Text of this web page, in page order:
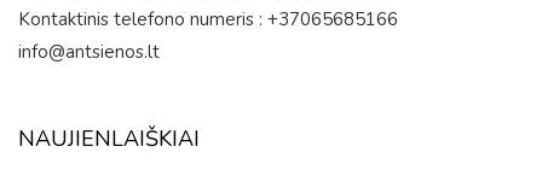
Kontaktinis telefono numeris : +37065685166
info@antsienos.lt
NAUJIENLAIŠKIAI